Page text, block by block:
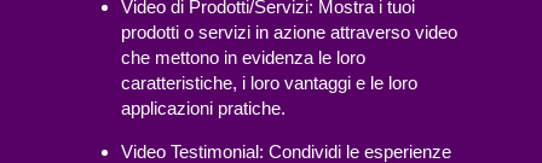
Video di Prodotti/Servizi: Mostra i tuoi
prodotti o servizi in azione attraverso video
che mettono in evidenza le loro
caratteristiche, i loro vantaggi e le loro
applicazioni pratiche.
Video Testimonial: Condividi le esperienze